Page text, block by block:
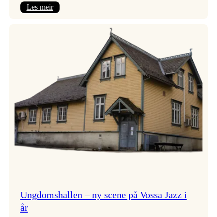
Les meir:
Ungdomshallen – ny scene på Vossa Jazz i
år